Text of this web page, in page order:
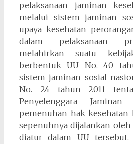
pelaksanaan jaminan
melalui sistem jaminan
upaya kesehatan
dalam pelaksanaan
melahirkan suatu
berbentuk UU No. 40
sistem jaminan sosial
No. 24 tahun 2011
Penyelenggara
pemenuhan hak kesehatan
sepenuhnya dijalankan oleh
diatur dalam UU